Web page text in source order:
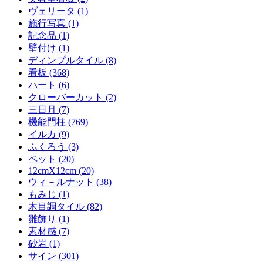
ヴェリータ (1)
施行写真 (1)
記念品 (1)
壁付け (1)
ディンプルタイル (8)
看板 (368)
ハート (6)
クローバーカット (2)
三日月 (7)
機能門柱 (769)
イルカ (9)
ふくろう (3)
ペット (20)
12cmX12cm (20)
ウィ－ルナット (38)
もみじ (1)
木目調タイル (82)
雛飾り (1)
素材感 (7)
砂岩 (1)
サイン (301)